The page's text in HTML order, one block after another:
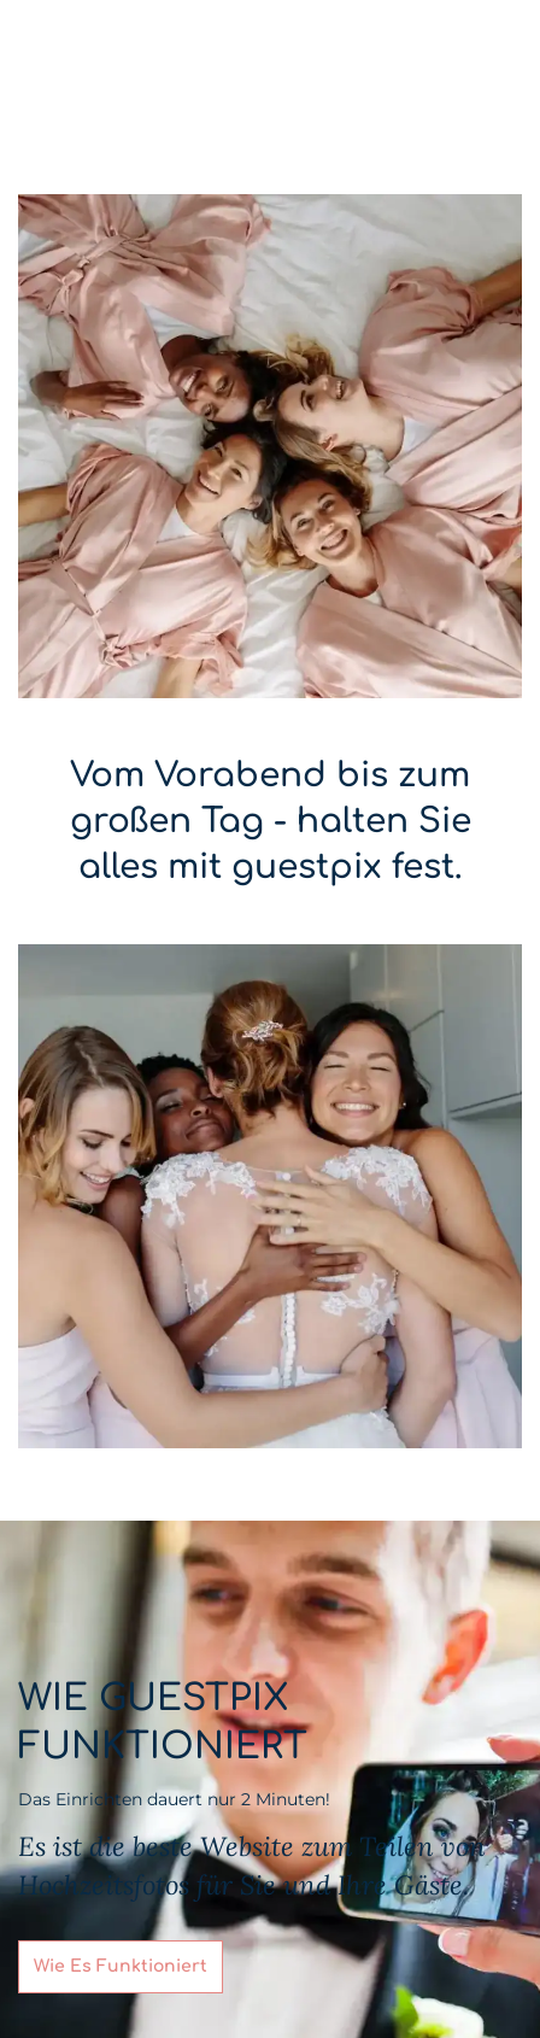
Vom Vorabend bis zum
großen Tag - halten Sie
alles mit guestpix fest.
WIE GUESTPIX
FUNKTIONIERT
Das Einrichten dauert nur 2 Minuten!
Es ist die beste Website zum Teilen von
Hochzeitsfotos für Sie und Ihre Gäste.
Wie Es Funktioniert